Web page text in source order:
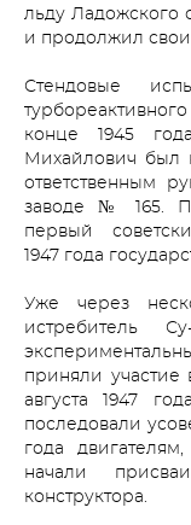
льду Ладожского
и продолжил
Стендовые
конце 1945
Михайлович был
ответственным
заводе № 165.
первый
1947 года
Уже через
истребитель
приняли
августа 1947
последовали
года
начали
конструктора.